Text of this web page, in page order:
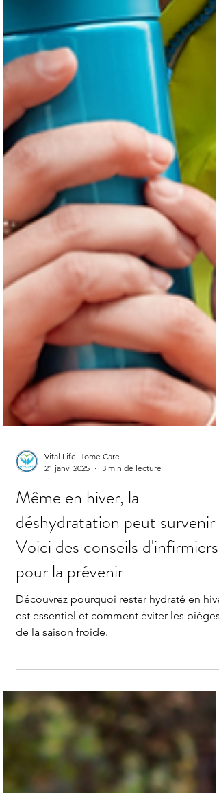
Vital Life Home Care
3 min de lecture
Même en hiver, la
déshydratation peut survenir :
Voici des conseils d'infirmiers
pour la prévenir
Découvrez pourquoi rester hydraté en
de la saison froide.